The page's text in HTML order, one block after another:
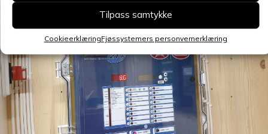
Tilpass samtykke
CookieerklæringFjøssystemers personvernerklæring